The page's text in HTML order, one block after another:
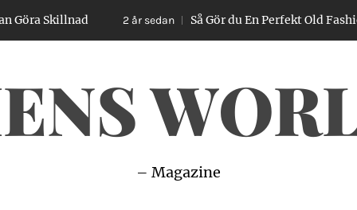
2 år sedan Så Gör du En Perfekt Old Fashioned
– Magazine